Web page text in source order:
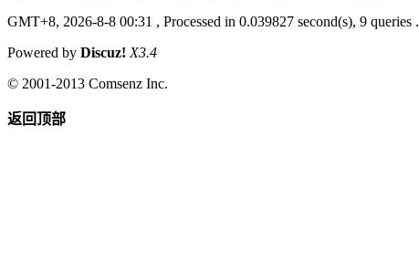
GMT+8, 2026-8-8 00:31 , Processed in 0.039827 second(s), 9 queries .
Powered by Discuz! X3.4
© 2001-2013 Comsenz Inc.
返回顶部